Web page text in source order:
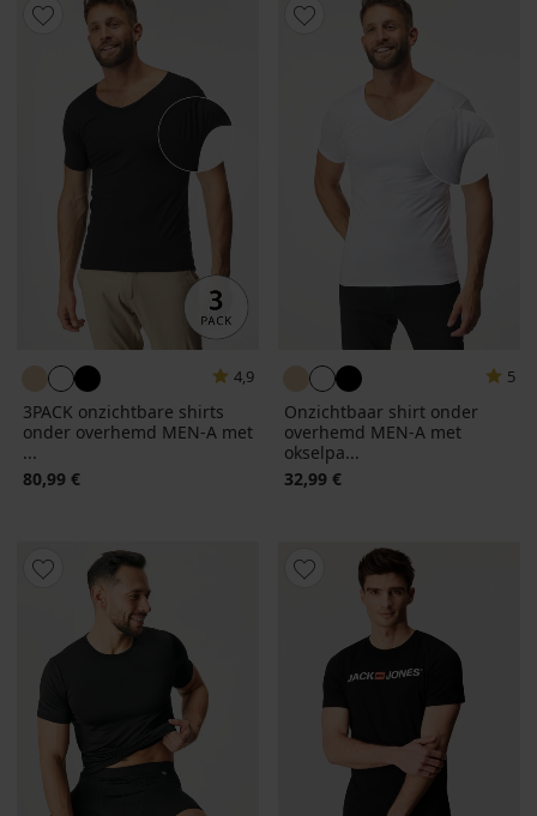
4,9
3PACK onzichtbare shirts
onder overhemd MEN-A met
...
80,99 €
5
Onzichtbaar shirt onder
overhemd MEN-A met
okselpa...
32,99 €